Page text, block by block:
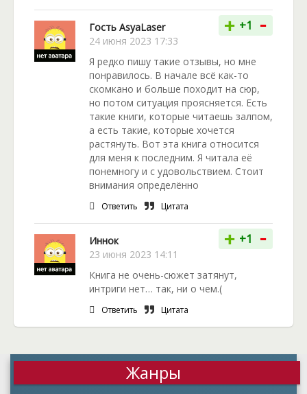
Гость AsyaLaser
24 июня 2023 17:33
+ +1 -
Я редко пишу такие отзывы, но мне
понравилось. В начале всё как-то
скомкано и больше походит на сюр,
но потом ситуация проясняется. Есть
такие книги, которые читаешь залпом,
а есть такие, которые хочется
растянуть. Вот эта книга относится
для меня к последним. Я читала её
понемногу и с удовольствием. Стоит
внимания определённо
Ответить Цитата
Иннок
23 июня 2023 14:11
+ +1 -
Книга не очень-сюжет затянут,
интриги нет… так, ни о чем.(
Ответить Цитата
Жанры